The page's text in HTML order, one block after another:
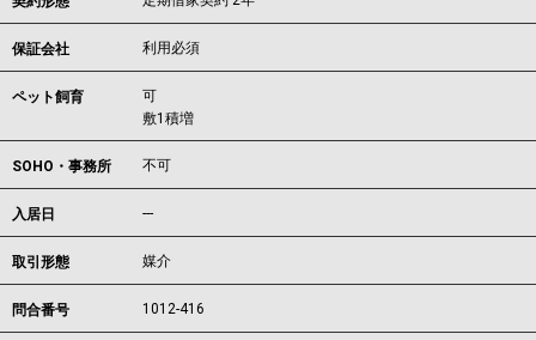
保証会社 利用必須
ペット飼育
可
敷1積増
SOHO・事務所 不可
入居日 ---
取引形態 媒介
問合番号 1012-416